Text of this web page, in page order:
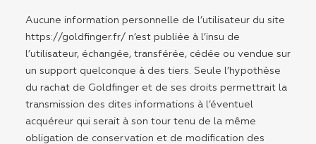
Aucune information personnelle de l’utilisateur du site
https://goldfinger.fr/ n’est publiée à l’insu de
l’utilisateur, échangée, transférée, cédée ou vendue sur
un support quelconque à des tiers. Seule l’hypothèse
du rachat de Goldfinger et de ses droits permettrait la
transmission des dites informations à l’éventuel
acquéreur qui serait à son tour tenu de la même
obligation de conservation et de modification des